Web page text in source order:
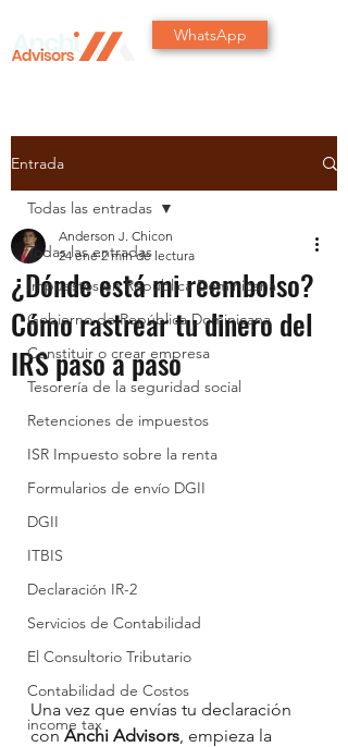
WhatsApp
Entrada
Todas las entradas
Impuestos en República Dominicana
Gobierno de República Dominicana
Constituir o crear empresa
Tesorería de la seguridad social
Retenciones de impuestos
ISR Impuesto sobre la renta
Formularios de envío DGII
DGII
ITBIS
Declaración IR-2
Servicios de Contabilidad
El Consultorio Tributario
Contabilidad de Costos
income tax
Todas las entradas
¿Dónde está mi reembolso?
Cómo rastrear tu dinero del
IRS paso a paso
Anderson J. Chicon
24 ene 2 min de lectura
Una vez que envías tu declaración
con Anchi Advisors, empieza la